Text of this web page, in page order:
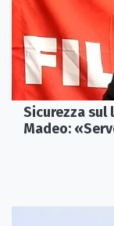
Sicurezza sul
Madeo: